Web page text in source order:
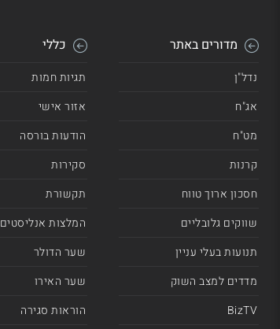
מדורים באתר
נדל"ן
אג"ח
מט"ח
קרנות
חסכון ארוך טווח
שווקים גלובליים
תנועות בעלי עניין
מדדים למצב השוק
BizTV
כללי
תגיות חמות
אזור אישי
הודעות בורסה
סקירות
תקשורת
המלצות אנליסטים
שער הדולר
שער האירו
הוראות סגירה